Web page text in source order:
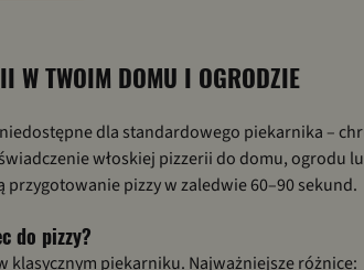
W TWOIM DOMU I OGRODZIE
dla standardowego piekarnika –
włoskiej pizzerii do domu, ogrodu
pizzy w zaledwie 60–90 sekund.
do pizzy?
klasycznym piekarniku. Najważniejsze różnice: